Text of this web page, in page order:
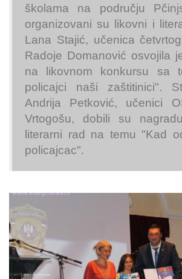
školama na području
organizovani su likovni i
Lana Stajić, učenica
Radoje Domanović osvojila
na likovnom konkursu sa
policajci naši zaštitinici".
Andrija Petković, učenici
Vrtogošu, dobili su
literarni rad na temu "Kad
policajcac".